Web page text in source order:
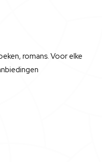
romans. Voor elke